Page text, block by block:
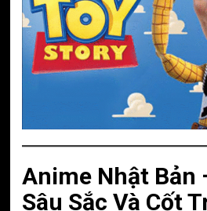
Anime Nhật Bản
Sâu Sắc Và Cốt